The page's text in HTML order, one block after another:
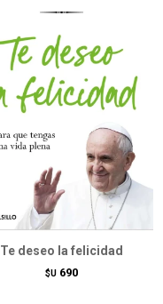
Te deseo la felicidad
$U 690